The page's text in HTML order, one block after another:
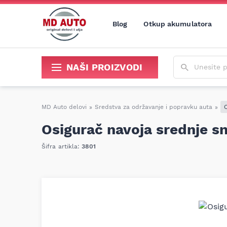
Blog Otkup akumulatora
NAŠI PROIZVODI
MD Auto delovi » Sredstva za održavanje i popravku auta »
Osigurač navoja srednje
Šifra artikla:3801